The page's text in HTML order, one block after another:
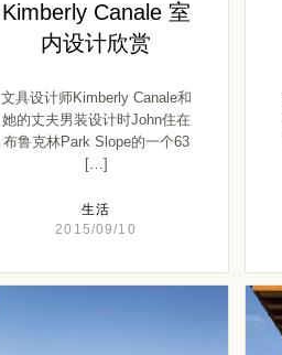
Kimberly Canale 室
内设计欣赏
文具设计师Kimberly Canale和
她的丈夫男装设计时John住在
布鲁克林Park Slope的一个63
[…]
生活
2015/09/10